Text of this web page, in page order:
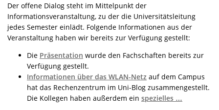
Der offene Dialog steht im Mittelpunkt der
Informationsveranstaltung, zu der die Universitätsleitung
jedes Semester einlädt. Folgende Informationen aus der
Veranstaltung haben wir bereits zur Verfügung gestellt:
Die Präsentation wurde den Fachschaften bereits zur
Verfügung gestellt.
Informationen über das WLAN-Netz auf dem Campus
hat das Rechenzentrum im Uni-Blog zusammengestellt.
Die Kollegen haben außerdem ein spezielles …